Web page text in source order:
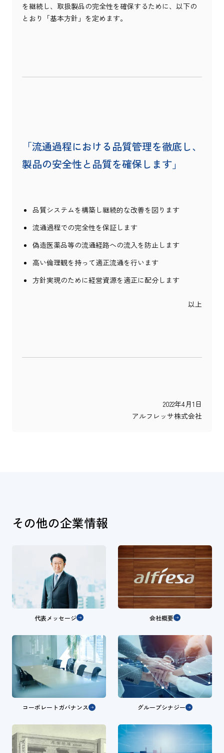
を継続し、取扱製品の完全性を確保するために、以下の
とおり「基本方針」を定めます。
「流通過程における品質管理を徹底し、
製品の安全性と品質を確保します」
品質システムを構築し継続的な改善を図ります
流通過程での完全性を保証します
偽造医薬品等の流通経路への流入を防止します
高い倫理観を持って適正流通を行います
方針実現のために経営資源を適正に配分します
以上
2022年4月1日
アルフレッサ株式会社
その他の企業情報
代表メッセージ 会社概要
コーポレートガバナンス グループシナジー